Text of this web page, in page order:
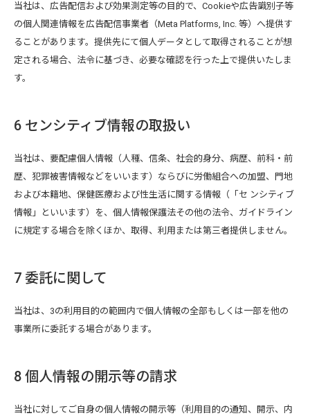
当社は、広告配信および効果測定等の目的で、Cookieや広告識別子等
の個人関連情報を広告配信事業者（Meta Platforms, Inc. 等）へ提供す
ることがあります。提供先にて個人データとして取得されることが想
定される場合、法令に基づき、必要な確認を行った上で提供いたしま
す。
6 センシティブ情報の取扱い
当社は、要配慮個人情報（人種、信条、社会的身分、病歴、前科・前
歴、犯罪被害情報などをいいます）ならびに労働組合への加盟、門地
および本籍地、保健医療および性生活に関する情報（「セ ンシティブ
情報」といいます）を、個人情報保護法その他の法令、ガイドライン
に規定する場合を除くほか、取得、利用または第三者提供しません。
7 委託に関して
当社は、3の利用目的の範囲内で個人情報の全部もしくは一部を他の
事業所に委託する場合があります。
8 個人情報の開示等の請求
当社に対してご自身の個人情報の開示等（利用目的の通知、開示、内